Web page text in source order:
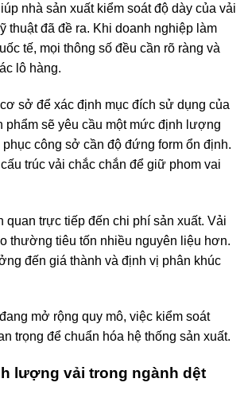
nhà sản xuất kiểm soát độ dày của vải
thuật đã đề ra. Khi doanh nghiệp làm
tế, mọi thông số đều cần rõ ràng và
lô hàng.
sở để xác định mục đích sử dụng của
phẩm sẽ yêu cầu một mức định lượng
công sở cần độ đứng form ổn định.
trúc vải chắc chắn để giữ phom vai
quan trực tiếp đến chi phí sản xuất. Vải
thường tiêu tốn nhiều nguyên liệu hơn.
đến giá thành và định vị phân khúc
mở rộng quy mô, việc kiểm soát
trọng để chuẩn hóa hệ thống sản xuất.
lượng vải trong ngành dệt